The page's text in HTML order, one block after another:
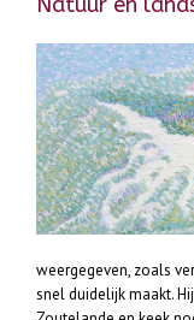
weergegeven, zoals
snel duidelijk maakt.